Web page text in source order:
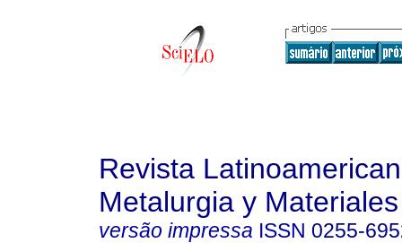
Revista
Metalurgia y Materiales
versão impressa ISSN 0255-